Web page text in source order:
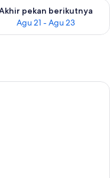
ini Agu 14 - Agu 16
pekan berikutnya
Agu 21 - Agu 23
ketersediaan untuk
bulu angsa, brankas, meja